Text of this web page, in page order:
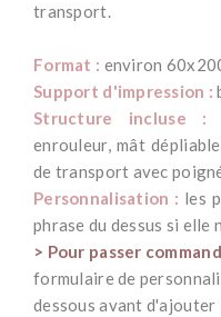
transport.
Format : environ
Support d'impression :
Structure incluse :
enrouleur, mât
de transport avec
Personnalisation : les
phrase du dessus si elle
> Pour passer
formulaire de
dessous avant